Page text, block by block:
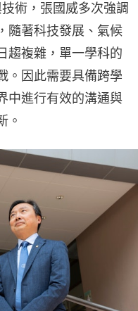
術，張國威多次強調
隨著科技發展、氣候
趨複雜，單一學科的
。因此需要具備跨學
中進行有效的溝通與
。